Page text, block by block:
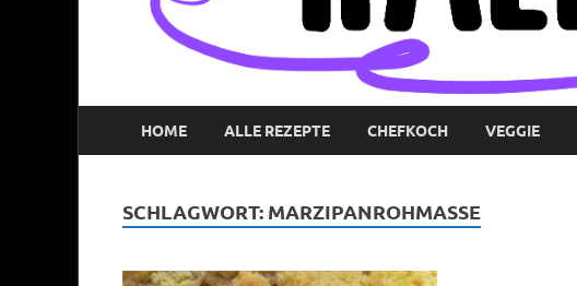
HOME ALLE REZEPTE CHEFKOCH VEGGIE
SCHLAGWORT: MARZIPANROHMASSE